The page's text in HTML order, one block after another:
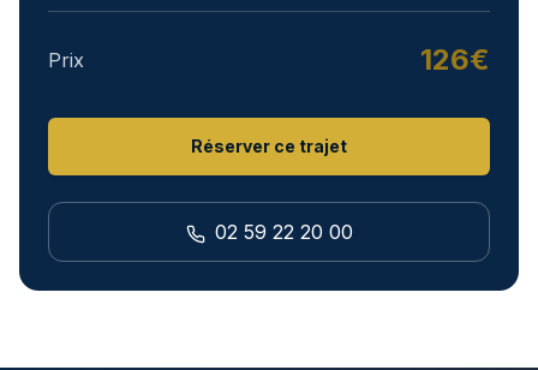
Prix 126€
Réserver ce trajet
02 59 22 20 00